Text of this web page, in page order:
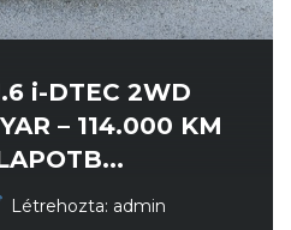
i-DTEC 2WD
– 114.000 KM
Létrehozta: admin